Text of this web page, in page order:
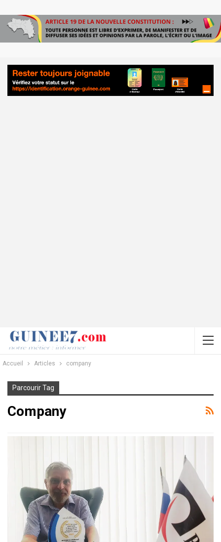
Accueil Articles company
Parcourir Tag
Company